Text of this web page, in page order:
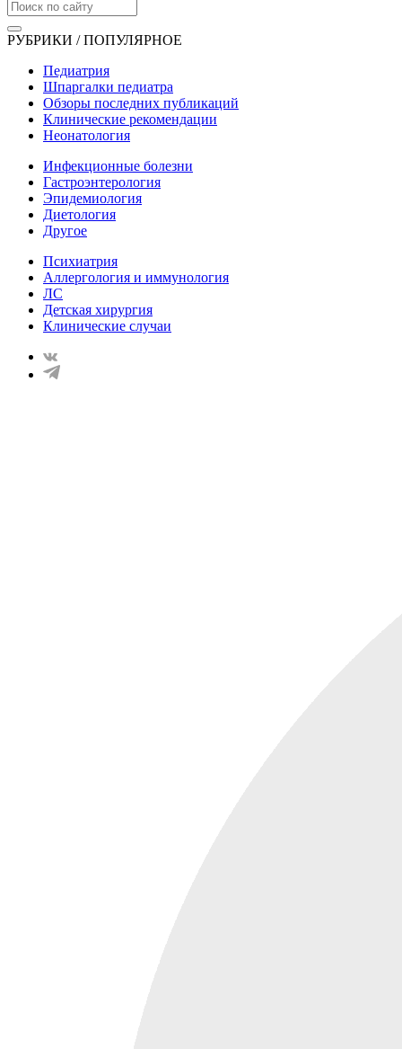
РУБРИКИ / ПОПУЛЯРНОЕ
Педиатрия
Шпаргалки педиатра
Обзоры последних публикаций
Клинические рекомендации
Неонатология
Инфекционные болезни
Гастроэнтерология
Эпидемиология
Диетология
Другое
Психиатрия
Аллергология и иммунология
ЛС
Детская хирургия
Клинические случаи